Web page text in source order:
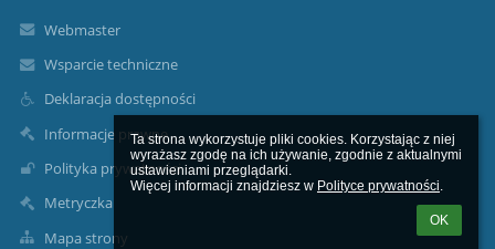
Ta strona wykorzystuje pliki cookies. Korzystając z niej
wyrażasz zgodę na ich używanie, zgodnie z aktualnymi
ustawieniami przeglądarki.
Więcej informacji znajdziesz w Polityce prywatności.
OK
Webmaster
Wsparcie techniczne
Deklaracja dostępności
Informacje prawne
Polityka prywatności
Metryczka
Mapa strony